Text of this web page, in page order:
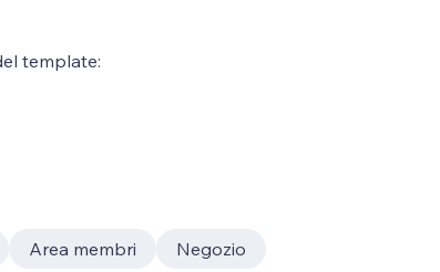
template:
Area membri
Negozio